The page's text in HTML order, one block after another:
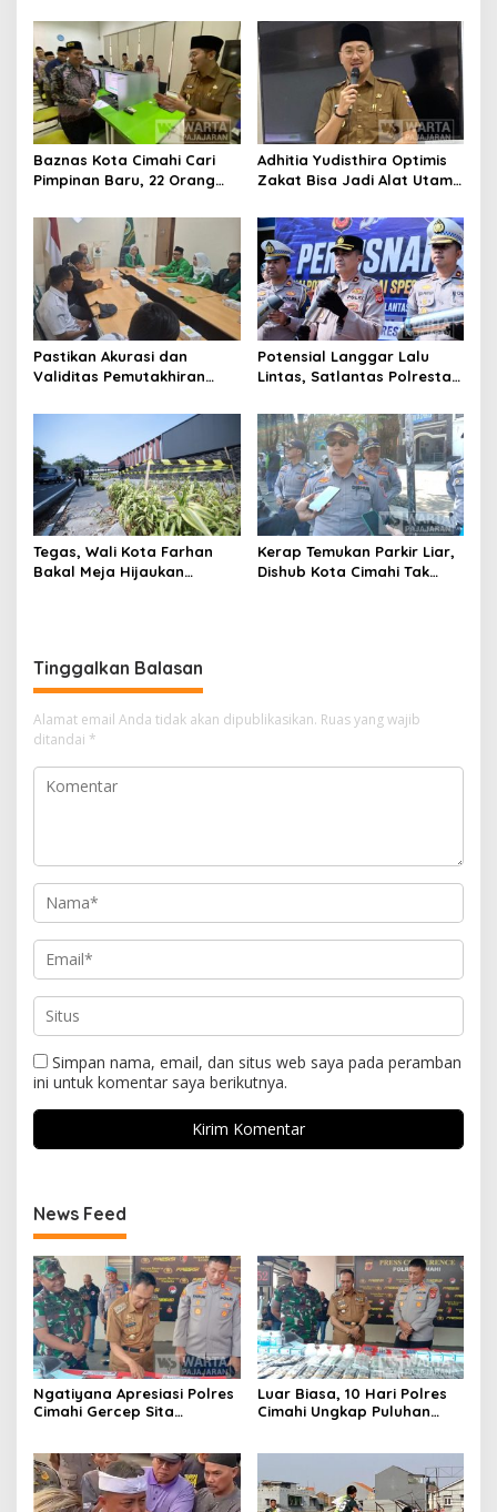
Publik
Komisioner Baznas
Berintegritas
Baznas Kota Cimahi Cari
Pimpinan Baru, 22 Orang
Adhitia Yudisthira Optimis
Zakat Bisa Jadi Alat Utama
Kota Cimahi
Pastikan Akurasi dan
Validitas Pemutakhiran
Cimahi Lakukan
Potensial Langgar Lalu
Lintas, Satlantas Polresta
Motor Berknalpot Brong
Tegas, Wali Kota Farhan
Bakal Meja Hijaukan
Kerap Temukan Parkir Liar,
Dishub Kota Cimahi Tak
Tinggalkan Balasan
Alamat email Anda tidak akan dipublikasikan. Ruas yang wajib
ditandai *
Simpan nama, email, dan situs web saya pada peramban
ini untuk komentar saya berikutnya.
News Feed
Ngatiyana Apresiasi Polres
Cimahi Gercep Sita
Luar Biasa, 10 Hari Polres
Cimahi Ungkap Puluhan